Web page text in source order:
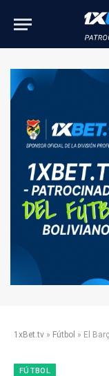
1xBet.tv » Fútbol » El
FÚTBOL